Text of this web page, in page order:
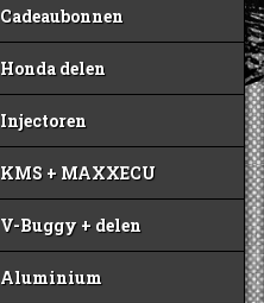
Cadeaubonnen
Honda delen
Injectoren
KMS + MAXXECU
V-Buggy + delen
Aluminium